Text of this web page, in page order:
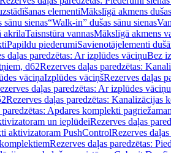
elementiMākslīgā akmens
sānu sienas“Walk-in” dušas sānu sienas
akrilaTaisnstūra vannasMākslīgā akmens
Papildu piederumiSavienotājelementi
daļas paredzētas: Ar izplūdes vāciņuBez
d62Rezerves daļas paredzētas:
vāciņaIzplūdes vāciņšRezerves daļas
daļas paredzētas: Ar izplūdes vāciņu
Rezerves daļas paredzētas: Kanalizācijas
paredzētas: Apdares komplekti
un ieplūdeiRezerves daļas
aktivizatoram PushControlRezerves
Rezerves daļas paredzētas: